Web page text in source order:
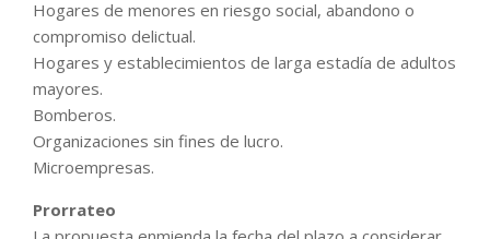
Hogares de menores en riesgo social, abandono o
compromiso delictual.
Hogares y establecimientos de larga estadía de adultos
mayores.
Bomberos.
Organizaciones sin fines de lucro.
Microempresas.
Prorrateo